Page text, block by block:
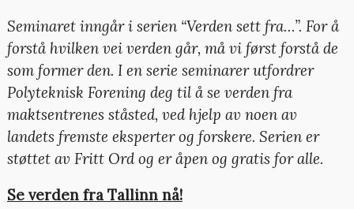
Seminaret inngår i serien “Verden sett fra…”. For å
forstå hvilken vei verden går, må vi først forstå de
som former den. I en serie seminarer utfordrer
Polyteknisk Forening deg til å se verden fra
maktsentrenes ståsted, ved hjelp av noen av
landets fremste eksperter og forskere. Serien er
støttet av Fritt Ord og er åpen og gratis for alle.
Se verden fra Tallinn nå!